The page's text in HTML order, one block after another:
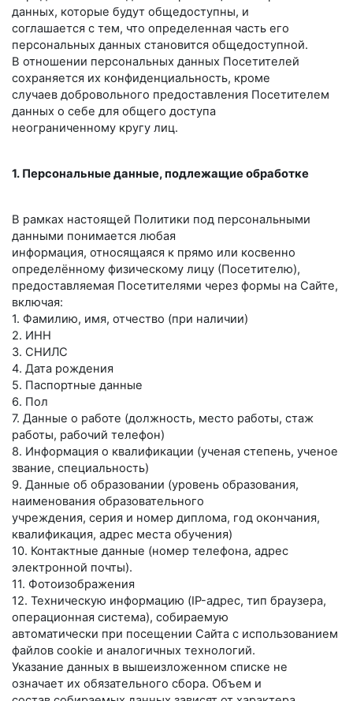
данных, которые будут общедоступны, и
соглашается с тем, что определенная часть его
персональных данных становится общедоступной.
В отношении персональных данных Посетителей
сохраняется их конфиденциальность, кроме
случаев добровольного предоставления Посетителем
данных о себе для общего доступа
неограниченному кругу лиц.
1. Персональные данные, подлежащие обработке
В рамках настоящей Политики под персональными
данными понимается любая
информация, относящаяся к прямо или косвенно
определённому физическому лицу (Посетителю),
предоставляемая Посетителями через формы на Сайте,
включая:
1. Фамилию, имя, отчество (при наличии)
2. ИНН
3. СНИЛС
4. Дата рождения
5. Паспортные данные
6. Пол
7. Данные о работе (должность, место работы, стаж
работы, рабочий телефон)
8. Информация о квалификации (ученая степень, ученое
звание, специальность)
9. Данные об образовании (уровень образования,
наименования образовательного
учреждения, серия и номер диплома, год окончания,
квалификация, адрес места обучения)
10. Контактные данные (номер телефона, адрес
электронной почты).
11. Фотоизображения
12. Техническую информацию (IP-адрес, тип браузера,
операционная система), собираемую
автоматически при посещении Сайта с использованием
файлов cookie и аналогичных технологий.
Указание данных в вышеизложенном списке не
означает их обязательного сбора. Объем и